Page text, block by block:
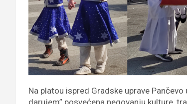
Na platou ispred Gradske uprave